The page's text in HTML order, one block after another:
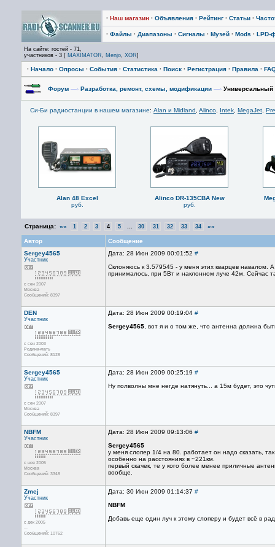
· Наш магазин · Объявления · Рейтинг · Статьи ·
· Файлы · Диапазоны · Сигналы · Музей · Mods · LPD-
На сайте: гостей - 71,
участников - 3 [ MAXIMATOR, Menjo, XOR]
· Начало · Опросы · События · Статистика · Поиск · Регистрация · Правила ·
Форум —› Разработка, ремонт, схемы, модификации —› Универсальный
Си-Би радиостанции в нашем магазине: Alan и Midland Alinco Intek MegaJet
Alan 48 Excel
руб.
Alinco DR-135CBA New
руб.
Страница: «« 1 2 3 4 5 30 31 32 33 34 »»
Автор
Сообщение
Sergey4565
Участник
с сен 2007
Москва
Сообщений: 8397
Дата: 28 Июн 2009 00:01:52 #
Склоняюсь к 3.579545 - у меня этих кварцев навалом.
принималось, при 5Вт и наклонном луче 42м. Сейчас
DEN
Участник
с сен 2003
Родина-мать
Сообщений: 8128
Дата: 28 Июн 2009 00:19:04 #
Sergey4565 , вот я и о том же, что антенна должна
Sergey4565
Участник
с сен 2007
Москва
Сообщений: 8397
Дата: 28 Июн 2009 00:25:19 #
Ну полволны мне негде натянуть... а 15м будет, это
NBFM
Участник
с ноя 2005
Москва
Сообщений: 3348
Дата: 28 Июн 2009 09:13:06 #
Sergey4565
у меня слопер 1/4 на 80. работает он надо сказать,
особенно на расстояниях в ~221км.
первый скачек, те у кого более менее приличные
вообще.
Zmej
Участник
с дек 2005
...
Сообщений: 10762
Дата: 30 Июн 2009 01:14:37 #
NBFM
Добавь еще один луч к этому слоперу и будет всё в